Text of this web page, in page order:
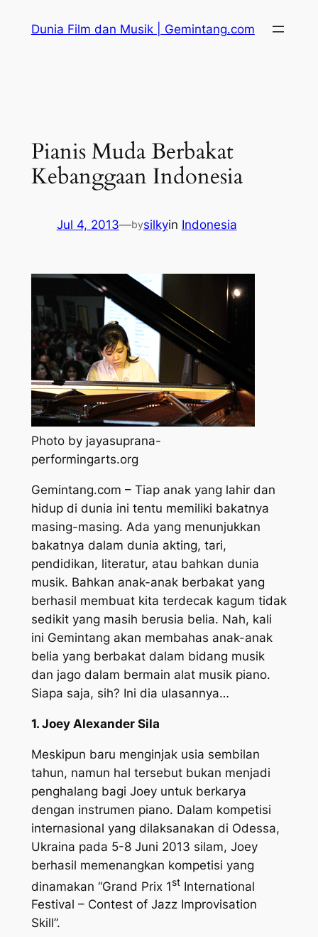
Dunia Film dan Musik | Gemintang.com
Pianis Muda Berbakat
Kebanggaan Indonesia
Jul 4, 2013—bysilkyin Indonesia
Photo by jayasuprana-
performingarts.org
Gemintang.com – Tiap anak yang lahir dan
hidup di dunia ini tentu memiliki bakatnya
masing-masing. Ada yang menunjukkan
bakatnya dalam dunia akting, tari,
pendidikan, literatur, atau bahkan dunia
musik. Bahkan anak-anak berbakat yang
berhasil membuat kita terdecak kagum tidak
sedikit yang masih berusia belia. Nah, kali
ini Gemintang akan membahas anak-anak
belia yang berbakat dalam bidang musik
dan jago dalam bermain alat musik piano.
Siapa saja, sih? Ini dia ulasannya…
1. Joey Alexander Sila
Meskipun baru menginjak usia sembilan
tahun, namun hal tersebut bukan menjadi
penghalang bagi Joey untuk berkarya
dengan instrumen piano. Dalam kompetisi
internasional yang dilaksanakan di Odessa,
Ukraina pada 5-8 Juni 2013 silam, Joey
berhasil memenangkan kompetisi yang
dinamakan “Grand Prix 1stInternational
Festival – Contest of Jazz Improvisation
Skill”.